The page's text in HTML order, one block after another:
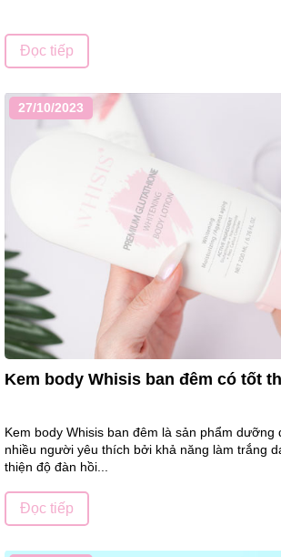
Đọc tiếp
27/10/2023
Kem body Whisis ban đêm có tốt
Kem body Whisis ban đêm là sản phẩm dưỡng
nhiều người yêu thích bởi khả năng làm trắng
thiện độ đàn hồi...
Đọc tiếp